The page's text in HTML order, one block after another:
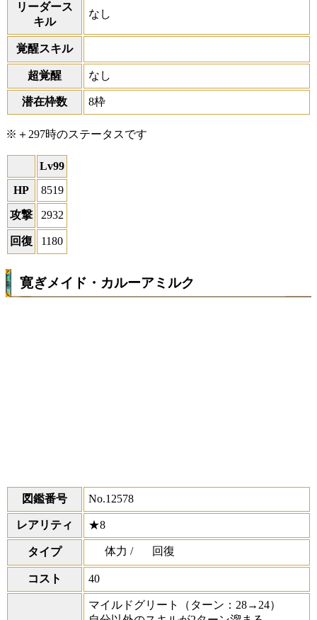
リーダース
キル
なし
覚醒スキル
超覚醒 なし
潜在枠数 8枠
※＋297時のステータスです
Lv99
HP
8519
攻撃 2932
回復 1180
寛ぎメイド・カルーアミルク
図鑑番号 No.12578
レアリティ ★8
タイプ 体力 / 回復
コスト 40
マイルドグリート
（ターン：28→24）